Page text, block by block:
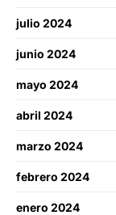
julio 2024
junio 2024
mayo 2024
abril 2024
marzo 2024
febrero 2024
enero 2024